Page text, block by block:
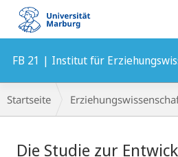
Mobile-
Navigation
FB 21 | Institut für
Breadcrumb-
Navigation
Startseite
Die Studie zur